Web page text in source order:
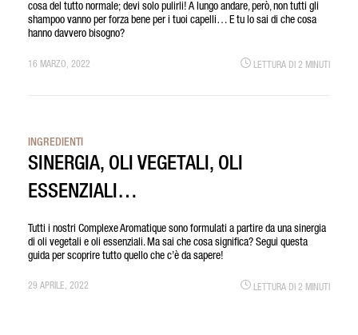
cosa del tutto normale; devi solo pulirli! A lungo andare, però, non tutti gli
shampoo vanno per forza bene per i tuoi capelli… E tu lo sai di che cosa
hanno davvero bisogno?
16 MARZO, 2022 LETTURA DI 2 MINUTI
INGREDIENTI
SINERGIA, OLI VEGETALI, OLI
ESSENZIALI…
Tutti i nostri Complexe Aromatique sono formulati a partire da una sinergia
di oli vegetali e oli essenziali. Ma sai che cosa significa? Segui questa
guida per scoprire tutto quello che c’è da sapere!
29 APRILE, 2022 LETTURA DI 2 MINUTI